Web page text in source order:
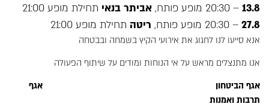
13.8– 20:30 מופע פותח, אביתר בנאי תחילת מופע 21:00
27.8– 20:30 מופע פותח, ריטה תחילת מופע 21:00
אנא סייעו לנו לחגוג את אירועי הקיץ בשמחה ובבטחה
אנו מתנצלים מראש על אי הנוחות ומודים על שיתוף הפעולה
אגף הביטחון אגף
תרבות ואמנות